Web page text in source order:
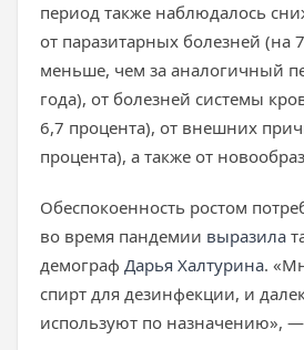
период также наблюдалось
от паразитарных болезней (на
меньше, чем за аналогичный
года), от болезней системы
6,7 процента), от внешних
процента), а также от
Обеспокоенность ростом
во время пандемии выразила
демограф Дарья Халтурина.
спирт для дезинфекции, и
используют по назначению»,